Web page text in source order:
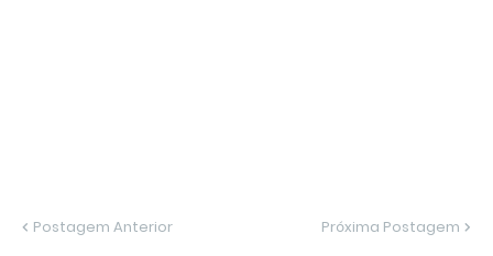
Postagem Anterior Próxima Postagem